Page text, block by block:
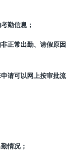
勤信息；
正常出勤、请假原因
请可以网上按审批流
情况；